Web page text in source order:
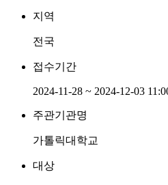
지역
전국
접수기간
2024-11-28 ~ 2024-12-03
주관기관명
가톨릭대학교
대상